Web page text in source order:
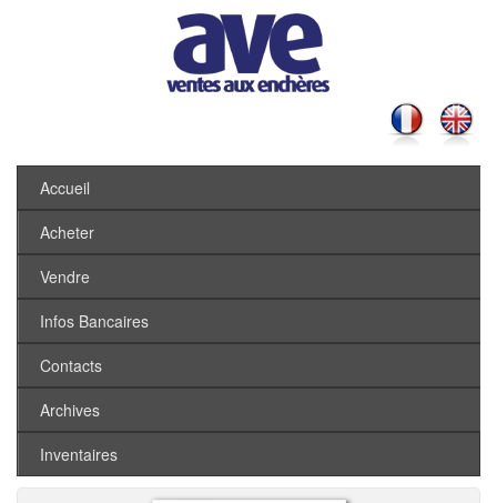
Accueil
Acheter
Vendre
Infos Bancaires
Contacts
Archives
Inventaires